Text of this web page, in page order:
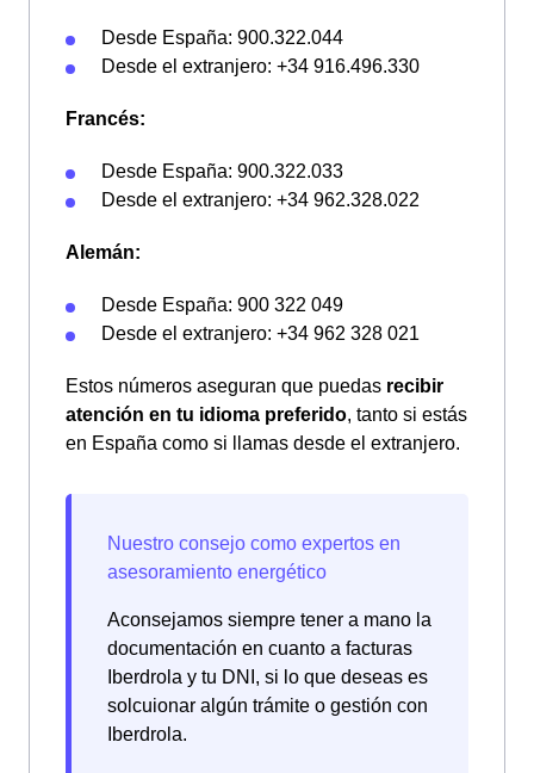
Desde España: 900.322.044
Desde el extranjero: +34 916.496.330
Francés:
Desde España: 900.322.033
Desde el extranjero: +34 962.328.022
Alemán:
Desde España: 900 322 049
Desde el extranjero: +34 962 328 021
Estos números aseguran que puedas recibir
atención en tu idioma preferido, tanto si estás
en España como si llamas desde el extranjero.
Aconsejamos siempre tener a mano la
documentación en cuanto a facturas
Iberdrola y tu DNI, si lo que deseas es
solcuionar algún trámite o gestión con
Iberdrola.